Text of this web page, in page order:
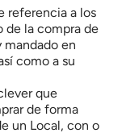
referencia a los
de la compra de
en
como a su
que
de forma
un Local, con o